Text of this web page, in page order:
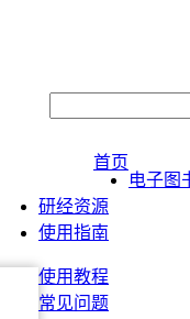
首页
电子图
研经资源
使用指南
使用教程
常见问题